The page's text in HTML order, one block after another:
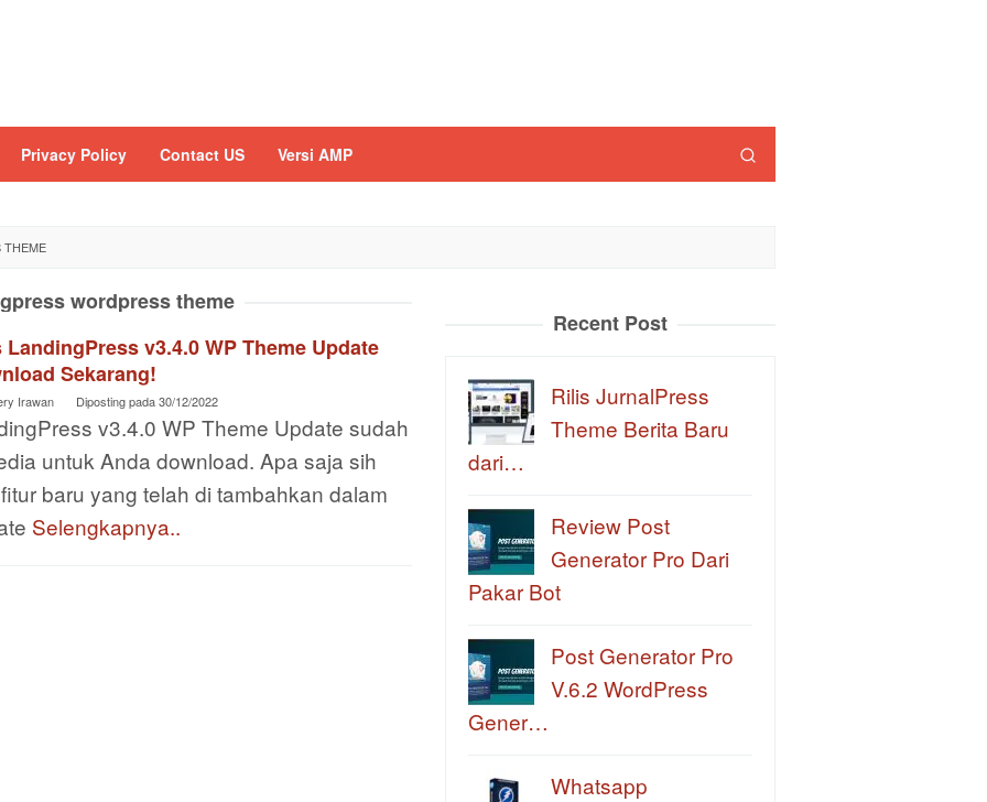
Privacy Policy Contact US Versi AMP
THEME
wordpress theme
v3.4.0 WP Theme Update
Sekarang!
Irawan Diposting pada30/12/2022
v3.4.0 WP Theme Update sudah
untuk Anda download. Apa saja sih
baru yang telah di tambahkan dalam
Selengkapnya..
Recent Post
Rilis JurnalPress
Theme Berita Baru
dari…
Review Post
Generator Pro Dari
Pakar Bot
Post Generator Pro
V.6.2 WordPress
Gener…
Whatsapp